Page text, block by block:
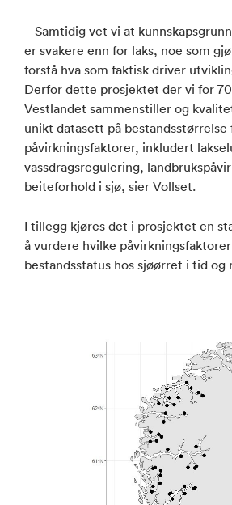
– Samtidig vet vi at
er svakere enn for laks, noe som
forstå hva som faktisk driver
Derfor dette prosjektet der vi for 70
Vestlandet sammenstiller og
unikt datasett på
påvirkningsfaktorer, inkludert
vassdragsregulering,
beiteforhold i sjø, sier Vollset.
I tillegg kjøres det i prosjektet en
å vurdere hvilke
bestandsstatus hos sjøørret i tid og